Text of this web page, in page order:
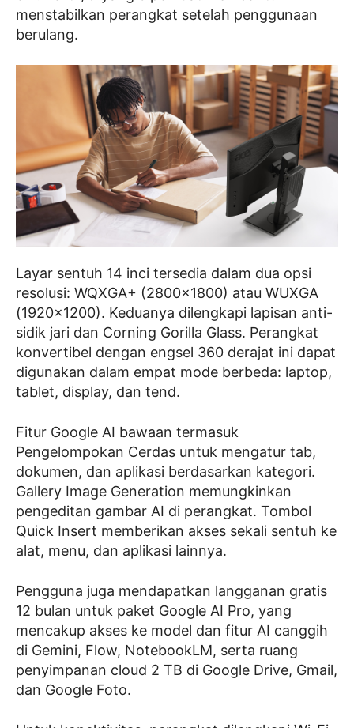
menstabilkan perangkat setelah penggunaan
berulang.
Layar sentuh 14 inci tersedia dalam dua opsi
resolusi: WQXGA+ (2800×1800) atau WUXGA
(1920×1200). Keduanya dilengkapi lapisan anti-
sidik jari dan Corning Gorilla Glass. Perangkat
konvertibel dengan engsel 360 derajat ini dapat
digunakan dalam empat mode berbeda: laptop,
tablet, display, dan tend.
Fitur Google AI bawaan termasuk
Pengelompokan Cerdas untuk mengatur tab,
dokumen, dan aplikasi berdasarkan kategori.
Gallery Image Generation memungkinkan
pengeditan gambar AI di perangkat. Tombol
Quick Insert memberikan akses sekali sentuh ke
alat, menu, dan aplikasi lainnya.
Pengguna juga mendapatkan langganan gratis
12 bulan untuk paket Google AI Pro, yang
mencakup akses ke model dan fitur AI canggih
di Gemini, Flow, NotebookLM, serta ruang
penyimpanan cloud 2 TB di Google Drive, Gmail,
dan Google Foto.